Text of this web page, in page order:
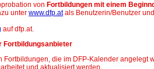
von Fortbildungen mit einem
unter www.dfp.atals Benutzerin/Benutzer
auf dfp.at.
Fortbildungsanbieter
Fortbildungen, die im DFP-Kalender angelegt
und aktualisiert werden.